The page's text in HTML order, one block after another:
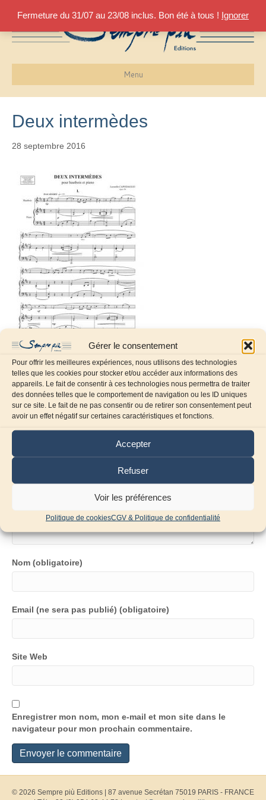
Gérer le consentement
Pour offrir les meilleures expériences, nous utilisons des technologies
telles que les cookies pour stocker et/ou accéder aux informations des
appareils. Le fait de consentir à ces technologies nous permettra de traiter
des données telles que le comportement de navigation ou les ID uniques
sur ce site. Le fait de ne pas consentir ou de retirer son consentement peut
avoir un effet négatif sur certaines caractéristiques et fonctions.
Accepter
Refuser
Voir les préférences
Politique de cookiesCGV & Politique de confidentialité
Fermeture du 31/07 au 23/08 inclus. Bon été à tous ! Ignorer
Menu
Deux intermèdes
28 septembre 2016
Laissez un commentaire
Commentaire
Nom (obligatoire)
Email (ne sera pas publié) (obligatoire)
Site Web
Enregistrer mon nom, mon e-mail et mon site dans le
navigateur pour mon prochain commentaire.
© 2026 Sempre più Editions
87 avenue Secrétan 75019 PARIS - FRANCE